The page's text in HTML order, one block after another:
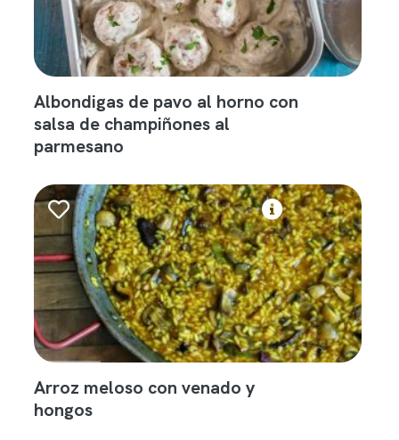
Albondigas de pavo al horno con
salsa de champiñones al
parmesano
Arroz meloso con venado y
hongos